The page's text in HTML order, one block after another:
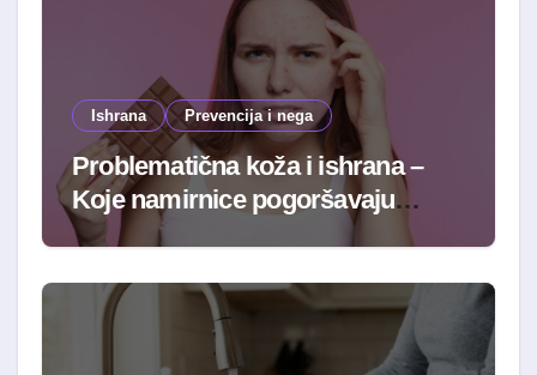
Ishrana Prevencija i nega
Problematična koža i ishrana –
Koje namirnice pogoršavaju
stanje